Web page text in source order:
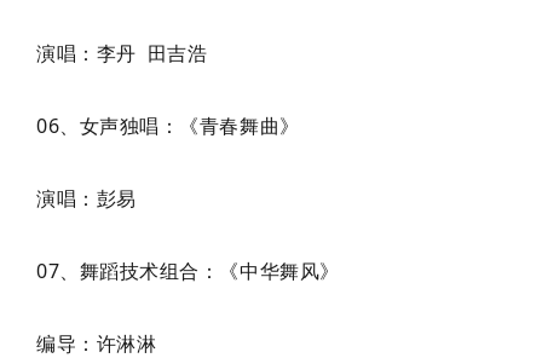
演唱：李丹 田吉浩
06、女声独唱：《青春舞曲》
演唱：彭易
07、舞蹈技术组合：《中华舞风》
编导：许淋淋